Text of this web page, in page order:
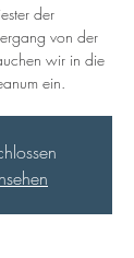
der
von der
wir in die
ein.